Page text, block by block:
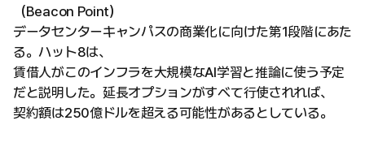
（Beacon Point）
データセンターキャンパスの商業化に向けた第1段階にあた
る。ハット8は、
賃借人がこのインフラを大規模なAI学習と推論に使う予定
だと説明した。延長オプションがすべて行使されれば、
契約額は250億ドルを超える可能性があるとしている。